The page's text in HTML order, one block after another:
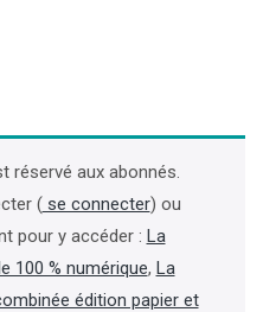
réservé aux abonnés.
(se connecter) ou
pour y accéder : La
100 % numérique, La
édition papier et